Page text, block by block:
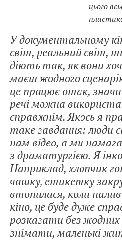
цього
У документальному
світ, реальний світ,
діють так, як вони
маєш жодного
це працює отак,
речі можна
справжнім. Якось я
таке завдання: люди
нам відео, а ми
з драматургією. Я
Наприклад, хлопчик
чашку, етикетку
втопилася, коли
кіно, це буде дуже
розказати без жодних
знімати, маленькі